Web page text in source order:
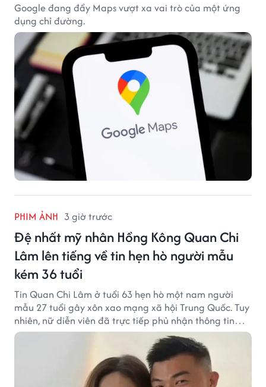
Google đang đẩy Maps vượt xa vai trò của một ứng
dụng chỉ đường.
PHIM ẢNH 3 giờ trước
Đệ nhất mỹ nhân Hồng Kông Quan Chi
Lâm lên tiếng về tin hẹn hò người mẫu
kém 36 tuổi
Tin Quan Chi Lâm ở tuổi 63 hẹn hò một nam người
mẫu 27 tuổi gây xôn xao mạng xã hội Trung Quốc. Tuy
nhiên, nữ diễn viên đã trực tiếp phủ nhận thông tin
này.